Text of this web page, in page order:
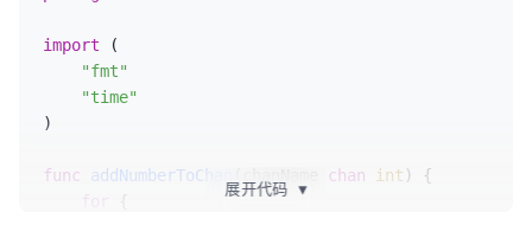
import (
"fmt"
"time"
)
func addNumberToChan chan int )
{
for
展开代码 ▼